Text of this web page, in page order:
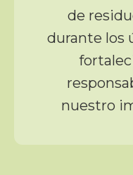
de
durante los
nuestro